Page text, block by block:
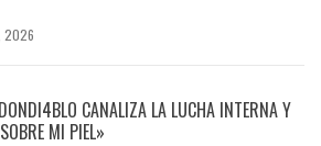
2026
CANALIZA LA LUCHA INTERNA Y
MI PIEL»